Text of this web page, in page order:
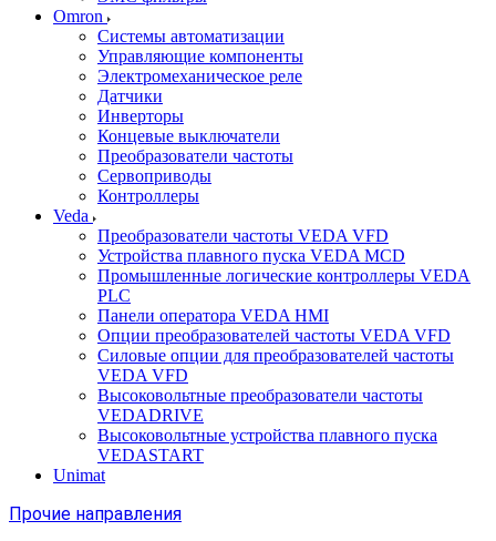
Omron
Системы автоматизации
Управляющие компоненты
Электромеханическое реле
Датчики
Инверторы
Концевые выключатели
Преобразователи частоты
Сервоприводы
Контроллеры
Veda
Преобразователи частоты VEDA VFD
Устройства плавного пуска VEDA MCD
Промышленные логические контроллеры VEDA
PLC
Панели оператора VEDA HMI
Опции преобразователей частоты VEDA VFD
Силовые опции для преобразователей частоты
VEDA VFD
Высоковольтные преобразователи частоты
VEDADRIVE
Высоковольтные устройства плавного пуска
VEDASTART
Unimat
Прочие направления